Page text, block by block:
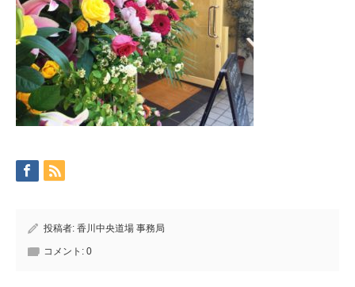
投稿者: 香川中央道場 事務局
コメント: 0